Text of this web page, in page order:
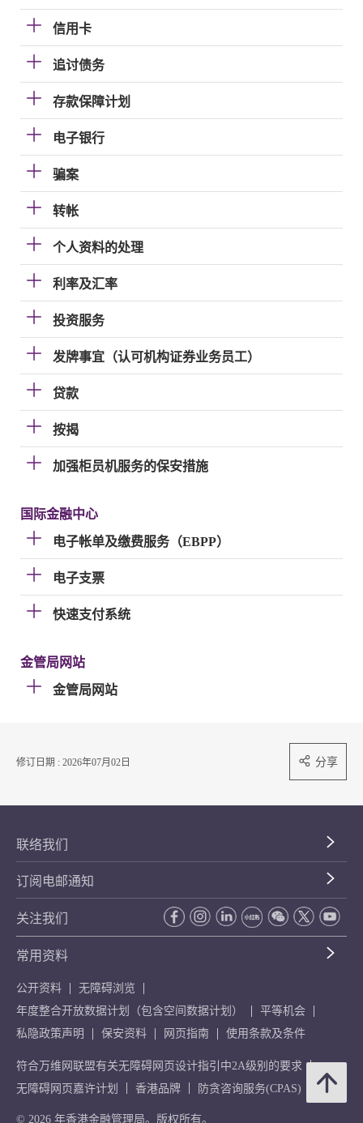
信用卡
追讨债务
存款保障计划
电子银行
骗案
转帐
个人资料的处理
利率及汇率
投资服务
发牌事宜（认可机构证券业务员工）
贷款
按揭
加强柜员机服务的保安措施
国际金融中心
电子帐单及缴费服务（EBPP）
电子支票
快速支付系统
金管局网站
金管局网站
修订日期 : 2026年07月02日 分享
联络我们
订阅电邮通知
关注我们
常用资料
公开资料
无障碍浏览
年度整合开放数据计划（包含空间数据计划）
平等机会
私隐政策声明
保安资料 网页指南 使用条款及条件
符合万维网联盟有关无障碍网页设计指引中2A级别的要求
无障碍网页嘉许计划
香港品牌 防贪咨询服务(CPAS)
© 2026 年香港金融管理局。版权所有。